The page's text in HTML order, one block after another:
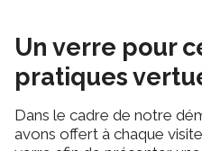
Un verre pour
pratiques
Dans le cadre de notre
avons offert à chaque